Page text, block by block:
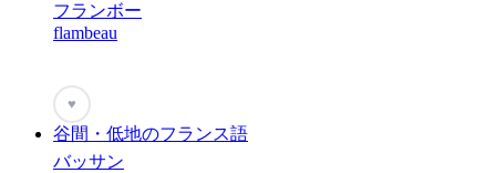
フランボー
flambeau
♥
谷間・低地のフランス語
バッサン